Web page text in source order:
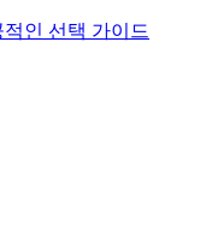
인 선택 가이드